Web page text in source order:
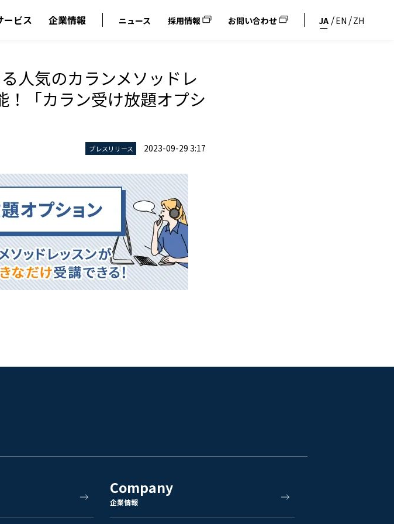
ービス 企業情報 ニュース 採用情報 お問い合わせ JA EN ZH
人気のカランメソッドレ
！「カラン受け放題オプシ
プレスリリース 2023-09-29 3:17
Company
企業情報